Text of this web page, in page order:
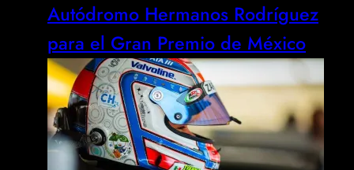
Autódromo Hermanos Rodríguez
para el Gran Premio de México